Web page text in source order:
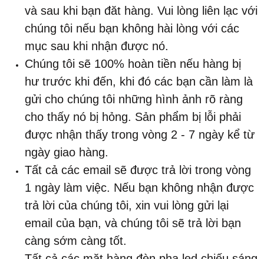
và sau khi bạn đăt hàng. Vui lòng liên lạc với
chúng tôi nếu bạn không hài lòng với các
mục sau khi nhận được nó.
Chúng tôi sẽ 100% hoàn tiền nếu hàng bị
hư trước khi đến, khi đó các bạn cần làm là
gửi cho chúng tôi những hình ảnh rõ ràng
cho thấy nó bị hỏng. Sản phẩm bị lỗi phải
được nhận thấy trong vòng 2 - 7 ngày kể từ
ngày giao hàng.
Tất cả các email sẽ được trả lời trong vòng
1 ngày làm việc. Nếu bạn không nhận được
trả lời của chúng tôi, xin vui lòng gửi lại
email của bạn, và chúng tôi sẽ trả lời bạn
càng sớm càng tốt.